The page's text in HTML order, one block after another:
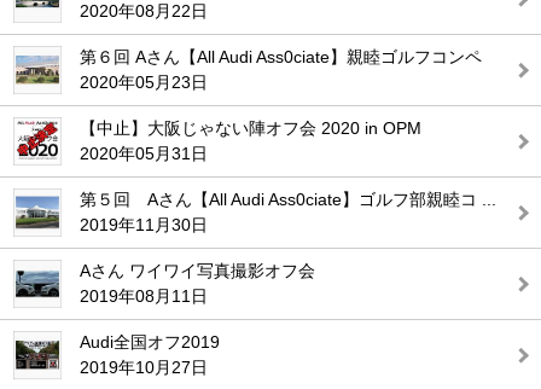
2020年08月22日
第６回 Aさん【All Audi Ass0ciate】親睦ゴルフコンペ
2020年05月23日
【中止】大阪じゃない陣オフ会 2020 in OPM
2020年05月31日
第５回 Aさん【All Audi Ass0ciate】ゴルフ部親睦コ ...
2019年11月30日
Aさん ワイワイ写真撮影オフ会
2019年08月11日
Audi全国オフ2019
2019年10月27日